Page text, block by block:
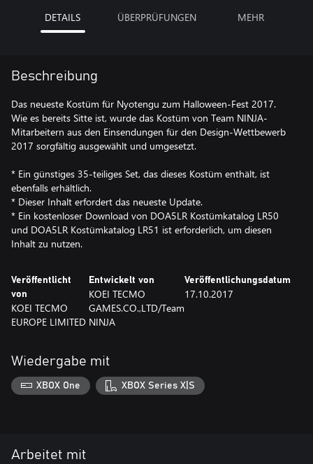
DETAILS ÜBERPRÜFUNGEN MEHR
Beschreibung
Das neueste Kostüm für Nyotengu zum Halloween-Fest 2017.
Wie es bereits Sitte ist, wurde das Kostüm von Team NINJA-
Mitarbeitern aus den Einsendungen für den Design-Wettbewerb
2017 sorgfältig ausgewählt und umgesetzt.
* Ein günstiges 35-teiliges Set, das dieses Kostüm enthält, ist
ebenfalls erhältlich.
* Dieser Inhalt erfordert das neueste Update.
* Ein kostenloser Download von DOA5LR Kostümkatalog LR50
und DOA5LR Kostümkatalog LR51 ist erforderlich, um diesen
Inhalt zu nutzen.
Veröffentlicht
von
KOEI TECMO
EUROPE LIMITED
Entwickelt von
KOEI TECMO
GAMES.CO.,LTD/Team
NINJA
Veröffentlichungsdatum
17.10.2017
Wiedergabe mit
XBOX One XBOX Series X|S
Arbeitet mit